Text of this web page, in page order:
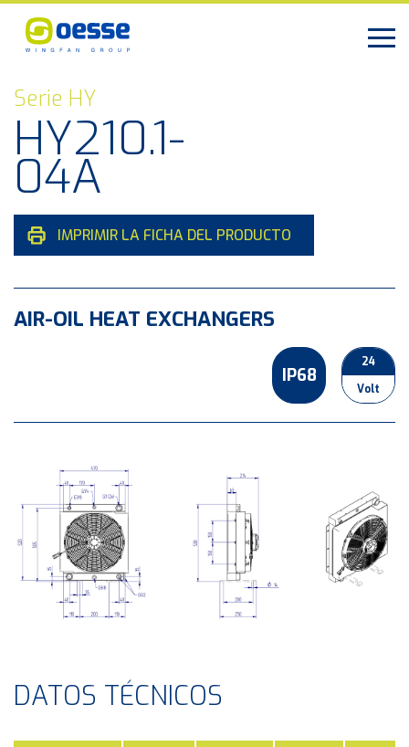
Serie HY
HY210.1-
04A
IMPRIMIR LA FICHA DEL PRODUCTO
AIR-OIL HEAT EXCHANGERS
IP68
24
Volt
DATOS TÉCNICOS